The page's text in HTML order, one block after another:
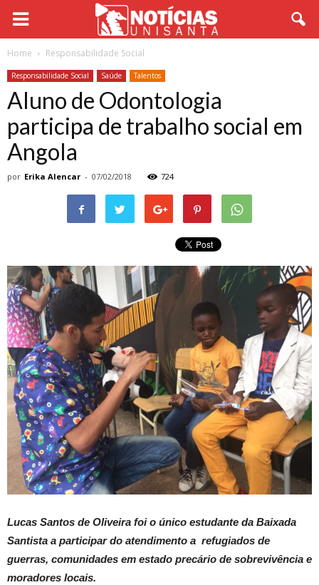
Home Responsabilidade Social
Responsabilidade Social Saúde Talentos
Aluno de Odontologia
participa de trabalho social em
Angola
por Erika Alencar - 07/02/2018 724
Lucas Santos de Oliveira foi o único estudante da Baixada
Santista a participar do atendimento a refugiados de
guerras, comunidades em estado precário de sobrevivência e
moradores locais.